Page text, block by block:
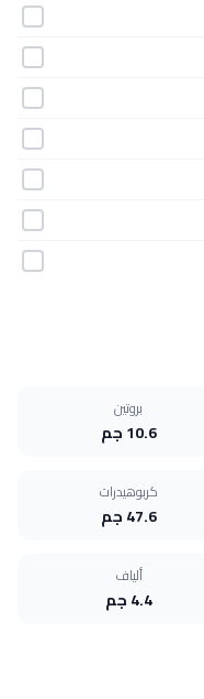
بروتين
10.6 جم
كربوهيدرات
47.6 جم
ألياف
4.4 جم